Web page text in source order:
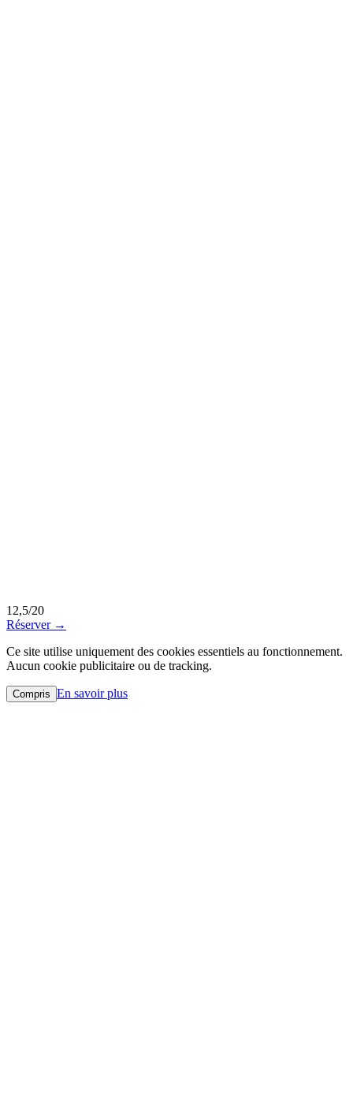
12,5/20
Réserver →
Ce site utilise uniquement des cookies essentiels au fonctionnement.
Aucun cookie publicitaire ou de tracking.
Compris En savoir plus